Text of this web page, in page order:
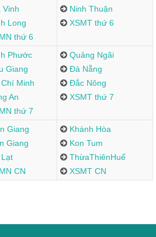
Vinh
Long
thứ 6
Ninh Thuận
XSMT thứ 6
Phước
Giang
Chí Minh
An
thứ 7
Quảng Ngãi
Đà Nẵng
Đắc Nông
XSMT thứ 7
Giang
Giang
CN
Khánh Hòa
Kon Tum
ThừaThiênHuế
XSMT CN